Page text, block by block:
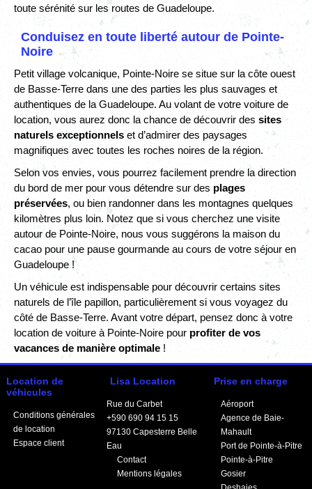
toute sérénité sur les routes de Guadeloupe.
Conduisez en toute liberté autour de Pointe-
Noire
Petit village volcanique, Pointe-Noire se situe sur la côte ouest
de Basse-Terre dans une des parties les plus sauvages et
authentiques de la Guadeloupe. Au volant de votre voiture de
location, vous aurez donc la chance de découvrir des sites
naturels exceptionnels et d’admirer des paysages
magnifiques avec toutes les roches noires de la région.
Selon vos envies, vous pourrez facilement prendre la direction
du bord de mer pour vous détendre sur des plages
préservées, ou bien randonner dans les montagnes quelques
kilomètres plus loin. Notez que si vous cherchez une visite
autour de Pointe-Noire, nous vous suggérons la maison du
cacao pour une pause gourmande au cours de votre séjour en
Guadeloupe !
Un véhicule est indispensable pour découvrir certains sites
naturels de l’île papillon, particulièrement si vous voyagez du
côté de Basse-Terre. Avant votre départ, pensez donc à votre
location de voiture à Pointe-Noire pour profiter de vos
vacances de manière optimale !
Location de
véhicules
Conditions générales
de location
Espace client
Lisa Location
Rue du Carbet
+590 690 94 15 15
97130 Capesterre Belle
Eau
Contact
Mentions légales
Prise en charge
Aéroport
Agence de Baie-
Mahault
Port de Pointe-à-Pitre
Pointe-à-Pitre
Gosier